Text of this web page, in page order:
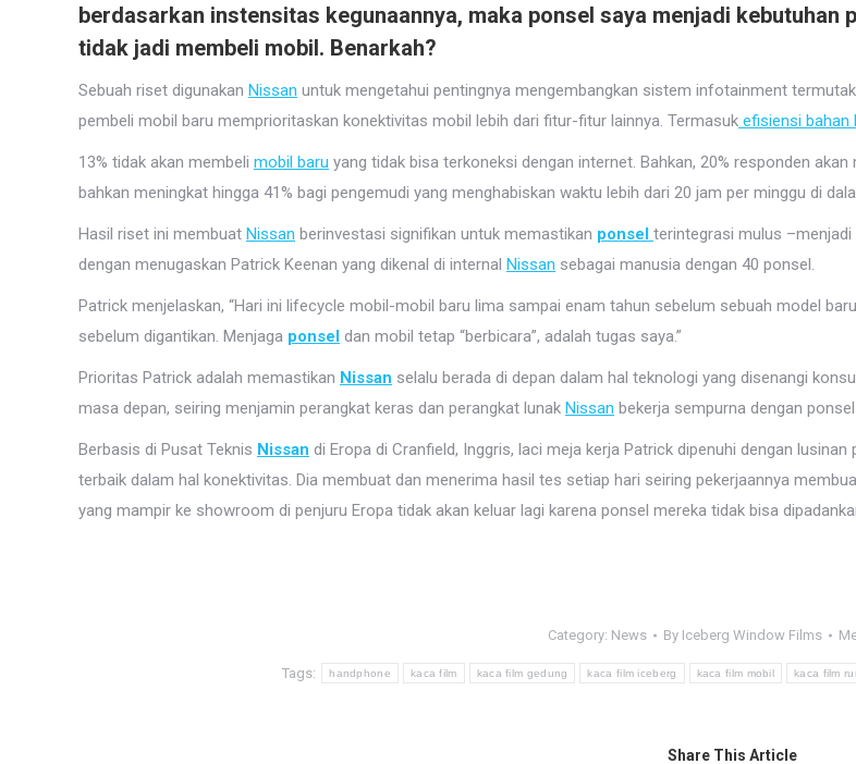
berdasarkan instensitas kegunaannya, maka ponsel saya menjadi kebutuhan
tidak jadi membeli mobil. Benarkah?
Sebuah riset digunakan Nissan untuk mengetahui pentingnya mengembangkan sistem infotainment
pembeli mobil baru memprioritaskan konektivitas mobil lebih dari fitur-fitur lainnya. Termasuk efisiensi bahan
13% tidak akan membeli mobil baru yang tidak bisa terkoneksi dengan internet. Bahkan, 20% responden
bahkan meningkat hingga 41% bagi pengemudi yang menghabiskan waktu lebih dari 20 jam per minggu di
Hasil riset ini membuat Nissan berinvestasi signifikan untuk memastikan ponsel terintegrasi mulus
dengan menugaskan Patrick Keenan yang dikenal di internal Nissan sebagai manusia dengan 40 ponsel.
Patrick menjelaskan, “Hari ini lifecycle mobil-mobil baru lima sampai enam tahun sebelum sebuah model
sebelum digantikan. Menjaga ponsel dan mobil tetap “berbicara”, adalah tugas saya.”
Prioritas Patrick adalah memastikan Nissan selalu berada di depan dalam hal teknologi yang disenangi
masa depan, seiring menjamin perangkat keras dan perangkat lunak Nissan bekerja sempurna dengan
Berbasis di Pusat Teknis Nissan di Eropa di Cranfield, Inggris, laci meja kerja Patrick dipenuhi dengan
terbaik dalam hal konektivitas. Dia membuat dan menerima hasil tes setiap hari seiring pekerjaannya
yang mampir ke showroom di penjuru Eropa tidak akan keluar lagi karena ponsel mereka tidak bisa
Category: News By Iceberg Window Films
Tags: handphone kaca film kaca film gedung kaca film iceberg kaca film mobil kaca film
Share This Article